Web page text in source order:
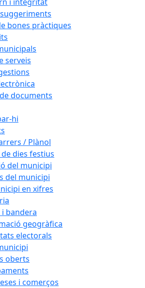
bones pràctiques
serveis
documents
hi
/ Plànol
dies festius
del municipi
del municipi
en xifres
i bandera
geogràfica
electorals
oberts
i comerços